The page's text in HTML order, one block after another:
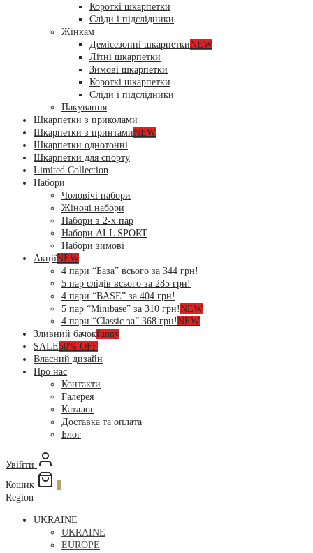
Короткі шкарпетки
Сліди і підслідники
Жінкам
Демісезонні шкарпеткиNEW
Літні шкарпетки
Зимові шкарпетки
Короткі шкарпетки
Сліди і підслідники
Пакування
Шкарпетки з приколами
Шкарпетки з принтамиNEW
Шкарпетки однотонні
Шкарпетки для спорту
Limited Collection
Набори
Чоловічі набори
Жіночі набори
Набори з 2-х пар
Набори ALL SPORT
Набори зимові
АкціїNEW
4 пари “База” всього за 344 грн!
5 пар слідів всього за 285 грн!
4 пари “BASE” за 404 грн!
5 пар “Minibase” за 310 грн!NEW
4 пари “Classic за” 368 грн!NEW
Зливний бачокfunny
SALE50% OFF
Власний дизайн
Про нас
Контакти
Галерея
Каталог
Доставка та оплата
Блог
Увійти
Кошик
Region
UKRAINE
UKRAINE
EUROPE